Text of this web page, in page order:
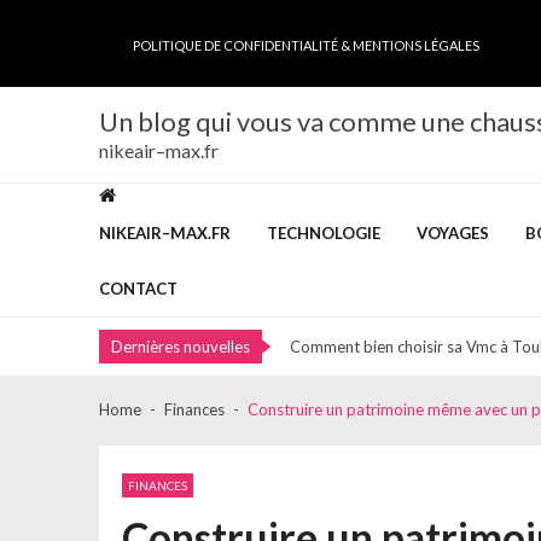
POLITIQUE DE CONFIDENTIALITÉ & MENTIONS LÉGALES
Un blog qui vous va comme une
nikeair–max.fr
NIKEAIR–MAX.FR TECHNOLOGIE VOYAGES
CONTACT
Dernières nouvelles
Livret épargne pro : optimisez la
Home Finances Construire un patrimoine même avec un
FINANCES